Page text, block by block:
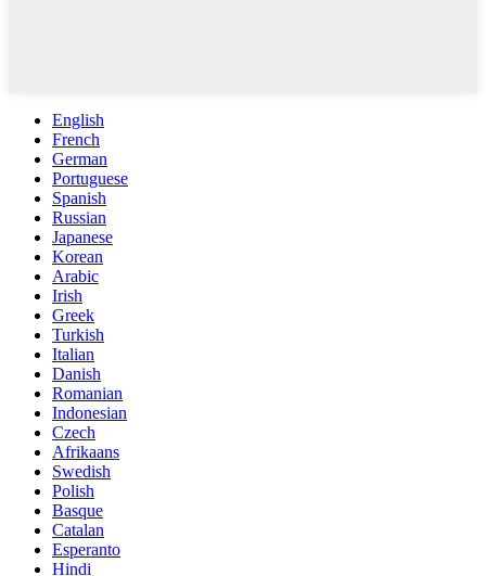
English
French
German
Portuguese
Spanish
Russian
Japanese
Korean
Arabic
Irish
Greek
Turkish
Italian
Danish
Romanian
Indonesian
Czech
Afrikaans
Swedish
Polish
Basque
Catalan
Esperanto
Hindi